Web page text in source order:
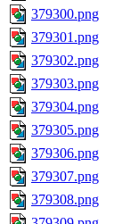
379300.png
379301.png
379302.png
379303.png
379304.png
379305.png
379306.png
379307.png
379308.png